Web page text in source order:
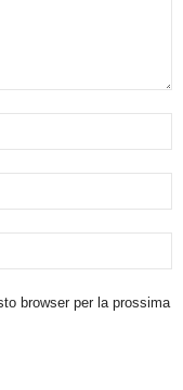
browser per la prossima